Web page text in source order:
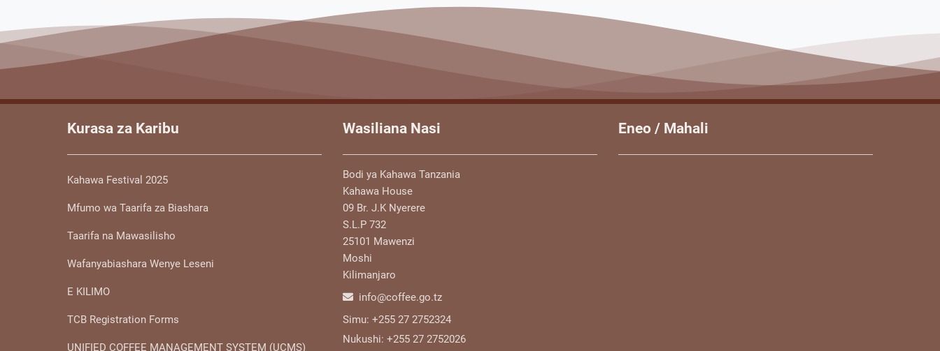
Kurasa za Karibu
Kahawa Festival 2025
Mfumo wa Taarifa za Biashara
Taarifa na Mawasilisho
Wafanyabiashara Wenye Leseni
E KILIMO
TCB Registration Forms
UNIFIED COFFEE MANAGEMENT SYSTEM (UCMS)
Wasiliana Nasi
Bodi ya Kahawa Tanzania
Kahawa House
09 Br. J.K Nyerere
S.L.P 732
25101 Mawenzi
Moshi
Kilimanjaro
info@coffee.go.tz
Simu: +255 27 2752324
Nukushi: +255 27 2752026
Eneo / Mahali